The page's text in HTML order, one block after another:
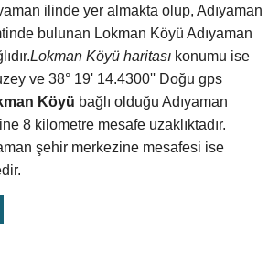
ilinde yer almakta olup, Adıyaman
bulunan Lokman Köyü Adıyaman
Lokman Köyü haritası konumu ise
ve 38° 19' 14.4300'' Doğu gps
Köyü bağlı olduğu Adıyaman
8 kilometre mesafe uzaklıktadır.
şehir merkezine mesafesi ise